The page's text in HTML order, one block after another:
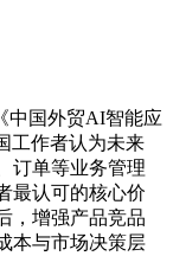
中国外贸AI智能应
工作者认为未来
订单等业务管理
最认可的核心价
，增强产品竞品
本与市场决策层